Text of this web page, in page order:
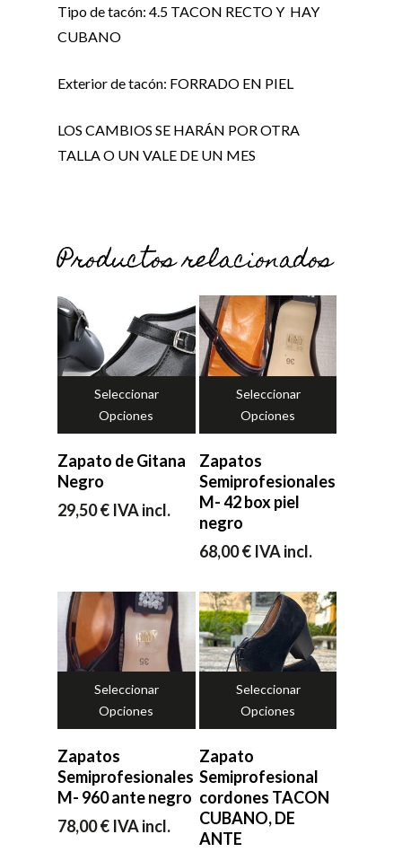
No hay productos en el carrito.
Ir a la tienda
Tipo de tacón: 4.5 TACON RECTO Y HAY
CUBANO
Exterior de tacón: FORRADO EN PIEL
LOS CAMBIOS SE HARÁN POR OTRA
TALLA O UN VALE DE UN MES
Productos relacionados
Seleccionar
Opciones
Zapato de Gitana
Negro
29,50€ IVA incl.
Seleccionar
Opciones
Zapatos
Semiprofesionales
M- 42 box piel
negro
68,00€ IVA incl.
Seleccionar
Opciones
Zapatos
Semiprofesionales
M- 960 ante negro
78,00€ IVA incl.
Seleccionar
Opciones
Zapato
Semiprofesional
cordones TACON
CUBANO, DE
ANTE